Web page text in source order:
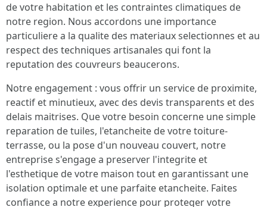
de votre habitation et les contraintes climatiques de
notre region. Nous accordons une importance
particuliere a la qualite des materiaux selectionnes et au
respect des techniques artisanales qui font la
reputation des couvreurs beaucerons.
Notre engagement : vous offrir un service de proximite,
reactif et minutieux, avec des devis transparents et des
delais maitrises. Que votre besoin concerne une simple
reparation de tuiles, l'etancheite de votre toiture-
terrasse, ou la pose d'un nouveau couvert, notre
entreprise s'engage a preserver l'integrite et
l'esthetique de votre maison tout en garantissant une
isolation optimale et une parfaite etancheite. Faites
confiance a notre experience pour proteger votre